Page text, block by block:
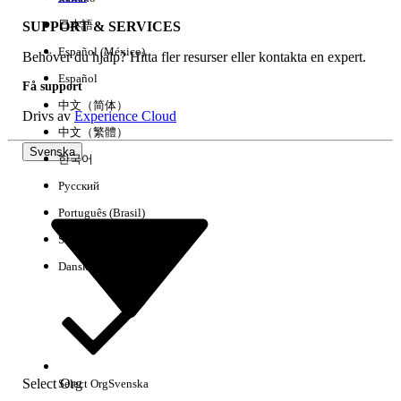
Rensa alla Klart
Här är några söktips
Kontrollera stavningen av dina nyckelord.
SUPPORT & SERVICES
Behöver du hjälp? Hitta fler resurser eller kontakta en expert.
Få support
Drivs avExperience Cloud
Svenska
Select Org
日本語
Español (México)
Español
中文（简体）
中文（繁體）
한국어
Русский
Português (Brasil)
Suomi
Dansk
Select OrgSvenska